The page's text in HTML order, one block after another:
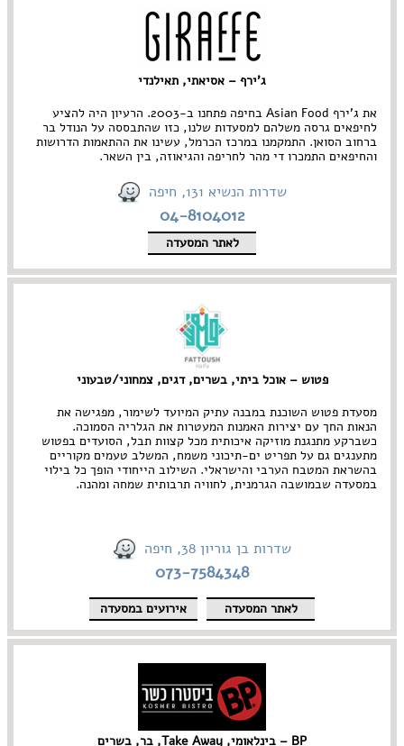
ג'ירף – אסיאתי, תאילנדי
את ג'ירף Asian Food בחיפה פתחנו ב-2003. הרעיון היה להציע
לחיפאים גרסה משלהם למסעדות שלנו, כזו שהתבססה על הנודל בר
ברחוב הסואן. התמקמנו במרכז הכרמל, עשינו את ההתאמות הדרושות
והחיפאים התמכרו די מהר לחריפה והגיאוזה, בין השאר.
שדרות הנשיא 131, חיפה
04-8104012
לאתר המסעדה
פטוש – אוכל ביתי, בשרים, דגים, צמחוני/טבעוני
מסעדת פטוש השוכנת במבנה עתיק המיועד לשימור, מפגישה את
הנאות החך עם יצירות האמנות המעטרות את הגלריה הסמוכה.
כשברקע מתנגנת מוזיקה איכותית מכל קצוות תבל, הסועדים בפטוש
מתענגים גם על תפריט ים-תיכוני משמח, המשלב טעמים מקוריים
בהשראת המטבח הערבי והישראלי. השילוב הייחודי הופך כל בילוי
במסעדה שבמושבה הגרמנית, לחוויה תרבותית שמחה ומהנה.
שדרות בן גוריון 38, חיפה
073-7584348
לאתר המסעדה אירועים במסעדה
BP – בינלאומי, Take Away, בר, בשרים